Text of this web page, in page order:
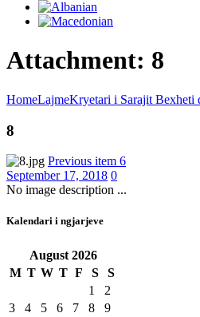
Attachment: 8
HomeLajmeKryetari i Sarajit Bexheti
8
Previous item 6
September 17, 2018 0
No image description ...
Kalendari i ngjarjeve
August 2026
M T W T F S
S
1
2
3
4 5 6 7 8
9